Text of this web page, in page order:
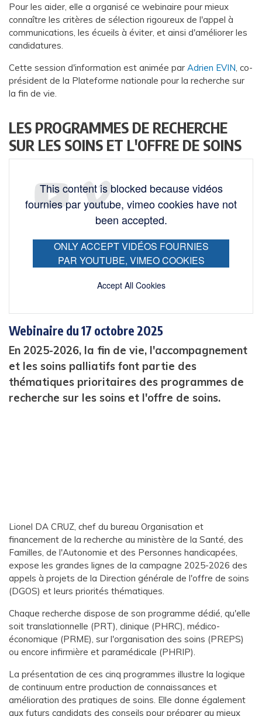
Pour les aider, elle a organisé ce webinaire pour mieux
connaître les critères de sélection rigoureux de l'appel à
communications, les écueils à éviter, et ainsi d'améliorer les
candidatures.
Cette session d'information est animée par Adrien EVIN, co-
président de la Plateforme nationale pour la recherche sur
la fin de vie.
LES PROGRAMMES DE RECHERCHE
SUR LES SOINS ET L'OFFRE DE SOINS
This content is blocked because vidéos
fournies par youtube, vimeo cookies have not
been accepted.
ONLY ACCEPT VIDÉOS FOURNIES
PAR YOUTUBE, VIMEO COOKIES
Accept All Cookies
Webinaire du 17 octobre 2025
En 2025-2026, la fin de vie, l'accompagnement
et les soins palliatifs font partie des
thématiques prioritaires des programmes de
recherche sur les soins et l'offre de soins.
Lionel DA CRUZ, chef du bureau Organisation et
financement de la recherche au ministère de la Santé, des
Familles, de l'Autonomie et des Personnes handicapées,
expose les grandes lignes de la campagne 2025-2026 des
appels à projets de la Direction générale de l'offre de soins
(DGOS) et leurs priorités thématiques.
Chaque recherche dispose de son programme dédié, qu'elle
soit translationnelle (PRT), clinique (PHRC), médico-
économique (PRME), sur l'organisation des soins (PREPS)
ou encore infirmière et paramédicale (PHRIP).
La présentation de ces cinq programmes illustre la logique
de continuum entre production de connaissances et
amélioration des pratiques de soins. Elle donne également
aux futurs candidats des conseils pour préparer au mieux